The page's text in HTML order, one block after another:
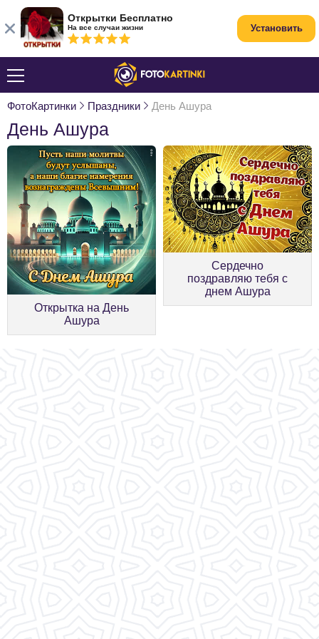
ФотоКартинки Праздники День Ашура
День Ашура
Открытка на День
Ашура
Сердечно
поздравляю тебя с
днем Ашура
Открытки Бесплатно
На все случаи жизни Установить